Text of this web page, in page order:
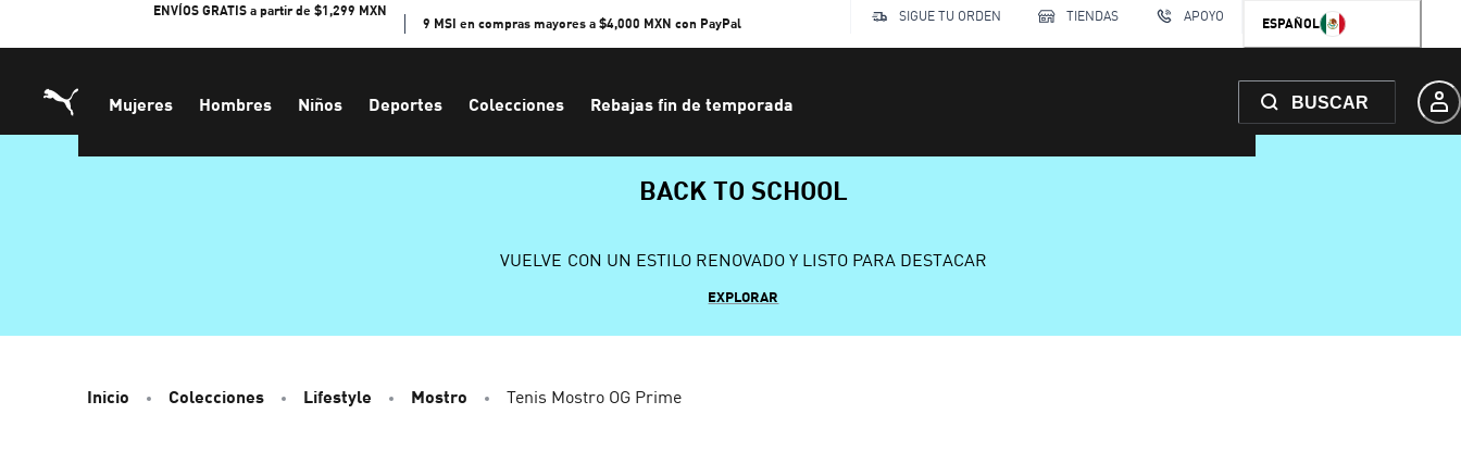
ENVÍOS GRATIS a partir de $1,299 MXN
9 MSI en compras mayores a $4,000 MXN con PayPal
SIGUE TU ORDEN TIENDAS APOYO ESPAÑOL
Mujeres Hombres Niños Deportes Colecciones Rebajas fin de temporada BUSCAR
BACK TO SCHOOL
VUELVE CON UN ESTILO RENOVADO Y LISTO PARA DESTACAR
EXPLORAR
Inicio Colecciones Lifestyle Mostro Tenis Mostro OG Prime